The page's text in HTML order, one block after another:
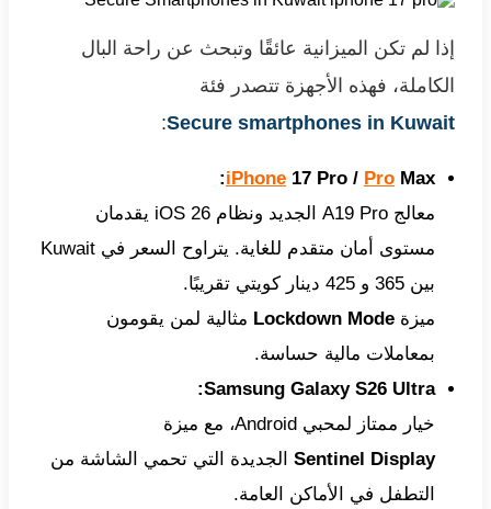
إذا لم تكن الميزانية عائقًا وتبحث عن راحة البال
الكاملة، فهذه الأجهزة تتصدر فئة
Secure smartphones in Kuwait
:
iPhone 17 Pro / Pro Max:
معالج A19 Pro الجديد ونظام iOS 26 يقدمان
مستوى أمان متقدم للغاية. يتراوح السعر في Kuwait
بين 365 و 425 دينار كويتي تقريبًا.
ميزة Lockdown Mode مثالية لمن يقومون
بمعاملات مالية حساسة.
Samsung Galaxy S26 Ultra:
خيار ممتاز لمحبي Android، مع ميزة
Sentinel Display الجديدة التي تحمي الشاشة من
التطفل في الأماكن العامة.